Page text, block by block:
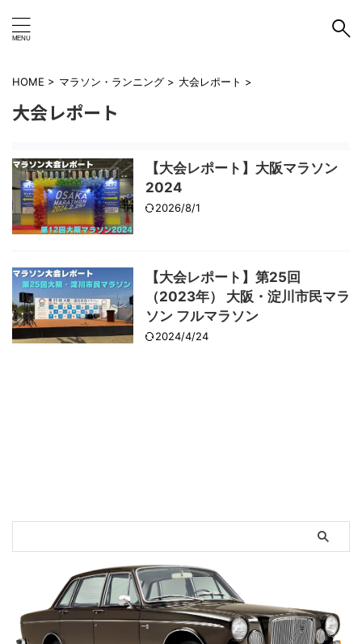
HOME > マラソン・ランニング > 大会レポート >
大会レポート
【大会レポート】大阪マラソン
2024
2026/8/1
【大会レポート】第25回
（2023年） 大阪・淀川市民マラ
ソン フルマラソン
2024/4/24